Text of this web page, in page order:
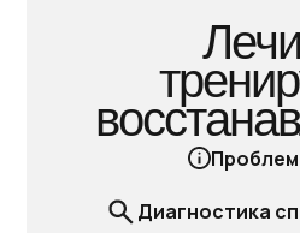
Диагностика